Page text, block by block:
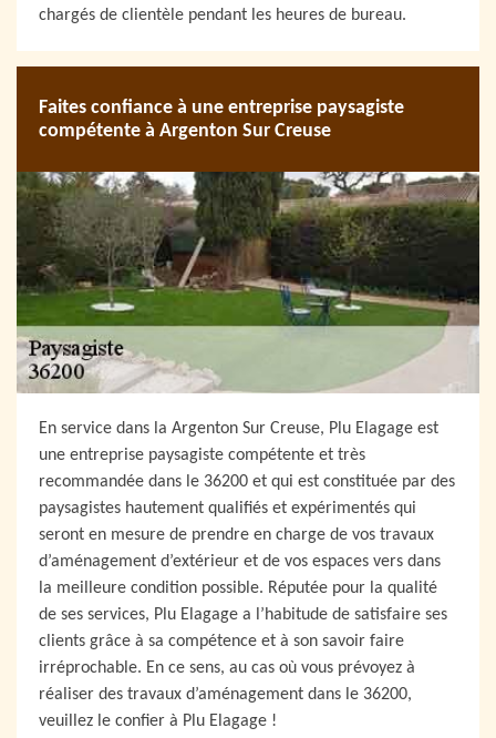
chargés de clientèle pendant les heures de bureau.
Faites confiance à une entreprise paysagiste
compétente à Argenton Sur Creuse
En service dans la Argenton Sur Creuse, Plu Elagage est
une entreprise paysagiste compétente et très
recommandée dans le 36200 et qui est constituée par des
paysagistes hautement qualifiés et expérimentés qui
seront en mesure de prendre en charge de vos travaux
d’aménagement d’extérieur et de vos espaces vers dans
la meilleure condition possible. Réputée pour la qualité
de ses services, Plu Elagage a l’habitude de satisfaire ses
clients grâce à sa compétence et à son savoir faire
irréprochable. En ce sens, au cas où vous prévoyez à
réaliser des travaux d’aménagement dans le 36200,
veuillez le confier à Plu Elagage !